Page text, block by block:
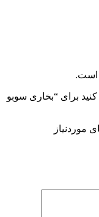
است.
برای “بخاری سوبو
موردنیاز